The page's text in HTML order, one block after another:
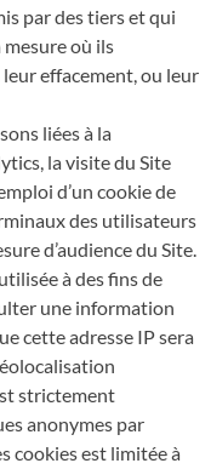
par des tiers et qui
mesure où ils
effacement, ou leur
liées à la
la visite du Site
d’un cookie de
des utilisateurs
d’audience du Site.
à des fins de
une information
cette adresse IP sera
strictement
anonymes par
cookies est limitée à